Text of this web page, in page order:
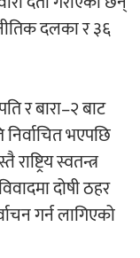
होला’को शीर्ष गीत
दलका र ३६
र बारा–२ बाट
निर्वाचित भएपछि
स्वतन्त्र
दोषी ठहर
गर्न लागिएको